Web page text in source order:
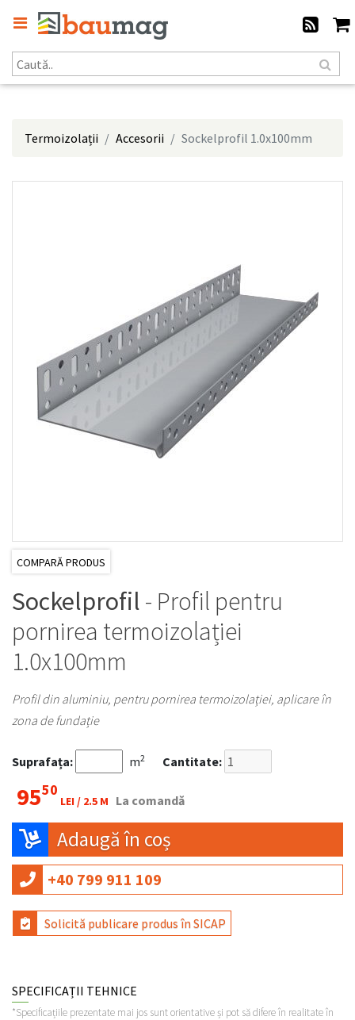
Termoizolații Accesorii Sockelprofil 1.0x100mm
COMPARĂ PRODUS
Sockelprofil - Profil pentru
pornirea termoizolației
1.0x100mm
Profil din aluminiu, pentru pornirea termoizolației, aplicare în
zona de fundație
Suprafața: m2 Cantitate:
9550
LEI / 2.5 M La comandă
Adaugă în coș
+40 799 911 109
Solicită publicare produs în SICAP
SPECIFICAȚII TEHNICE
*Specificațiile prezentate mai jos sunt orientative și pot să difere în realitate în